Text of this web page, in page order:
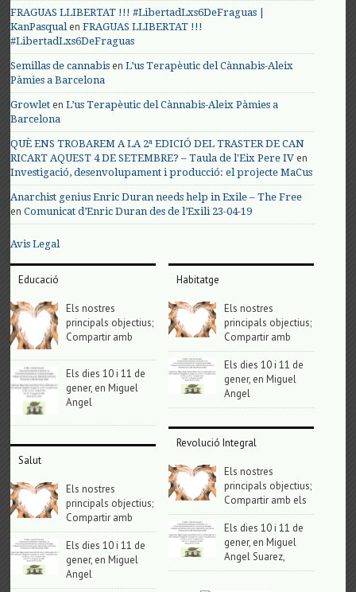
FRAGUAS LLIBERTAT !!! #LibertadLxs6DeFraguas |
KanPasqualenFRAGUAS LLIBERTAT !!!
#LibertadLxs6DeFraguas
Semillas de cannabis enL’us Terapèutic del Cànnabis-Aleix
Pàmies a Barcelona
Growlet enL’us Terapèutic del Cànnabis-Aleix Pàmies a
Barcelona
QUÈ ENS TROBAREM A LA 2ª EDICIÓ DEL TRASTER DE CAN
RICART AQUEST 4 DE SETEMBRE? – Taula de l'Eix Pere IV en
Investigació, desenvolupament i producció: el projecte MaCus
Anarchist genius Enric Duran needs help in Exile – The Free
enComunicat d’Enric Duran des de l’Exili 23-04-19
Avis Legal
Educació
Els nostres
principals objectius;
Compartir amb
Els dies 10 i 11 de
gener, en Miguel
Angel
Salut
Els nostres
principals objectius;
Compartir amb
Els dies 10 i 11 de
gener, en Miguel
Angel
Habitatge
Els nostres
principals objectius;
Compartir amb
Els dies 10 i 11 de
gener, en Miguel
Angel
Revolució Integral
Els nostres
principals objectius;
Compartir amb els
Els dies 10 i 11 de
gener, en Miguel
Angel Suarez,